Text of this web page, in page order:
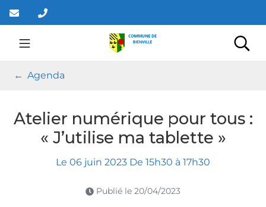
Aller
au
contenu
Mairie de Bienville
Agenda
Atelier numérique pour tous :
« J’utilise ma tablette »
Le 06 juin 2023 De 15h30 à 17h30
Publié le 20/04/2023